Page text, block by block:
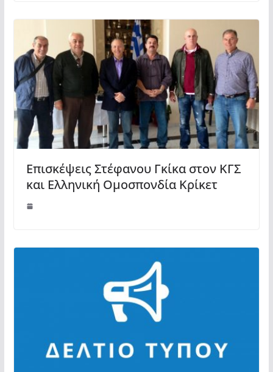
Επισκέψεις Στέφανου Γκίκα στον ΚΓΣ
και Ελληνική Ομοσπονδία Κρίκετ